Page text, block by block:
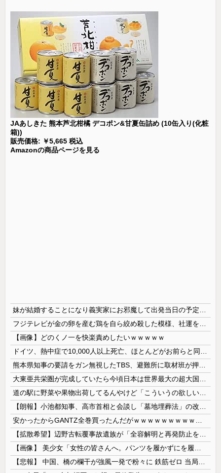
JAあしきた 熊本芦北柑橘 デコポン&甘夏缶詰め (10缶入り(化粧
箱))
販売価格: ￥5,665 税込
Amazonの商品ページを見る
【画像】どのくノ一を快楽責めしたいｗｗｗｗｗ